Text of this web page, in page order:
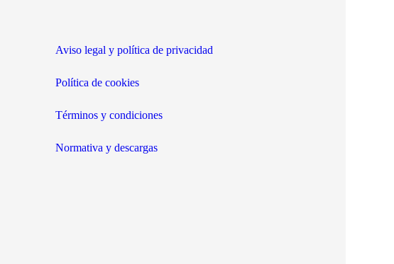
Aviso legal y política de privacidad
Política de cookies
Términos y condiciones
Normativa y descargas